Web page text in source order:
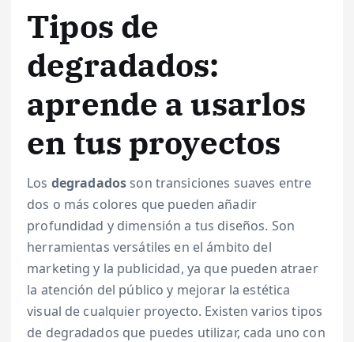
Tipos de
degradados:
aprende a usarlos
en tus proyectos
Los degradadosson transiciones suaves entre
dos o más colores que pueden añadir
profundidad y dimensión a tus diseños. Son
herramientas versátiles en el ámbito del
marketing y la publicidad, ya que pueden atraer
la atención del público y mejorar la estética
visual de cualquier proyecto. Existen varios tipos
de degradados que puedes utilizar, cada uno con